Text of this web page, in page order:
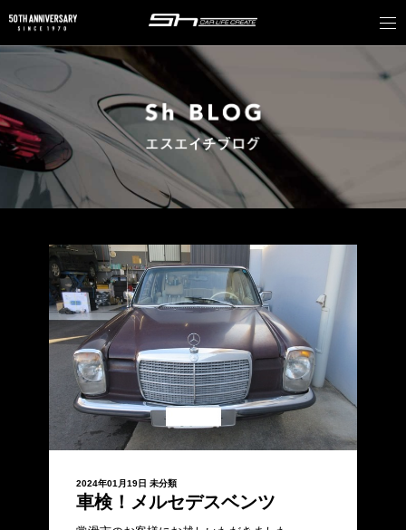
2024年01月19日 未分類
車検！メルセデスベンツ